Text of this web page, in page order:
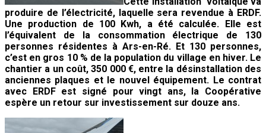
produire de l’électricité, laquelle sera revendue à ERDF.
Une production de 100 Kwh, a été calculée. Elle est
l’équivalent de la consommation électrique de 130
personnes résidentes à Ars-en-Ré. Et 130 personnes,
c’est en gros 10 % de la population du village en hiver. Le
chantier a un coût, 350 000 €, entre la désinstallation des
anciennes plaques et le nouvel équipement. Le contrat
avec ERDF est signé pour vingt ans, la Coopérative
espère un retour sur investissement sur douze ans.